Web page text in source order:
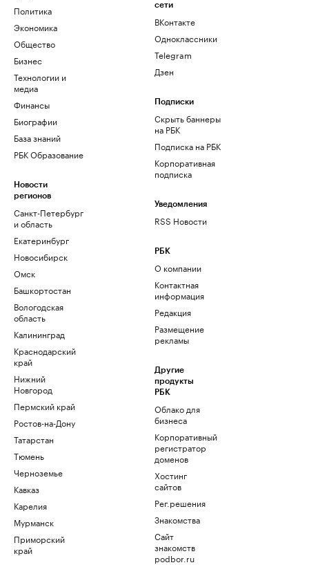
Политика
Экономика
Общество
Бизнес
Технологии и
медиа
Финансы
Биографии
База знаний
РБК Образование
Новости
регионов
Санкт-Петербург
и область
Екатеринбург
Новосибирск
Омск
Башкортостан
Вологодская
область
Калининград
Краснодарский
край
Нижний
Новгород
Пермский край
Ростов-на-Дону
Татарстан
Тюмень
Черноземье
Кавказ
Карелия
Мурманск
Приморский
край
сети
ВКонтакте
Одноклассники
Telegram
Дзен
Подписки
Скрыть баннеры
на РБК
Подписка на РБК
Корпоративная
подписка
Уведомления
RSS Новости
РБК
О компании
Контактная
информация
Редакция
Размещение
рекламы
Другие
продукты
РБК
Облако для
бизнеса
Корпоративный
регистратор
доменов
Хостинг
сайтов
Рег.решения
Знакомства
Сайт
знакомств
podbor.ru